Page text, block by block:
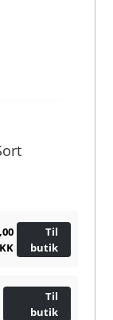
Til
butik
Til
butik